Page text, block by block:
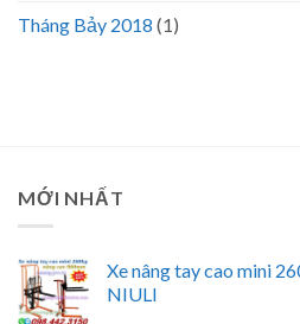
Tháng Bảy 2018 (1)
MỚI NHẤT
Xe nâng tay cao mini
NIULI